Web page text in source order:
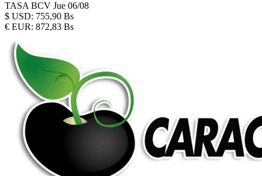
TASA BCV Jue 06/08
$ USD: 755,90 Bs
€ EUR: 872,83 Bs